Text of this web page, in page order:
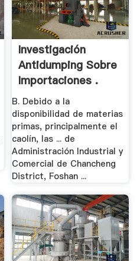
Investigación
Antidumping Sobre
Importaciones .
B. Debido a la
disponibilidad de materias
primas, principalmente el
caolín, las ... de
Administración Industrial y
Comercial de Chancheng
District, Foshan ...